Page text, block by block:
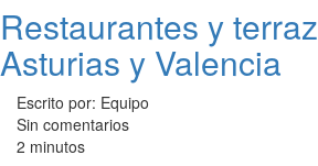
Restaurantes y
Asturias y Valencia
Escrito por: Equipo
Sin comentarios
2 minutos